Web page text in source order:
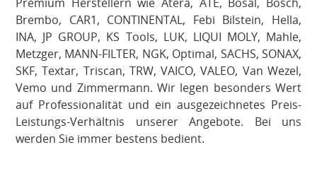
Brembo, CAR1, CONTINENTAL, Febi Bilstein, Hella,
INA, JP GROUP, KS Tools, LUK, LIQUI MOLY, Mahle,
Metzger, MANN-FILTER, NGK, Optimal, SACHS, SONAX,
SKF, Textar, Triscan, TRW, VAICO, VALEO, Van Wezel,
Vemo und Zimmermann. Wir legen besonders Wert
auf Professionalität und ein ausgezeichnetes Preis-
Leistungs-Verhältnis unserer Angebote. Bei uns
werden Sie immer bestens bedient.